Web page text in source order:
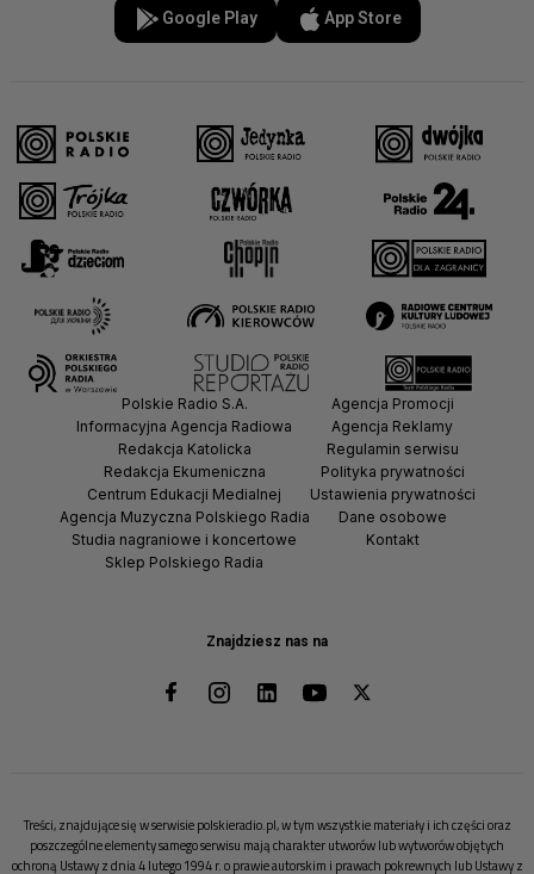
Google Play App Store
Znajdziesz nas na
Polskie Radio S.A.
Informacyjna Agencja Radiowa
Redakcja Katolicka
Redakcja Ekumeniczna
Centrum Edukacji Medialnej
Agencja Muzyczna Polskiego Radia
Studia nagraniowe i koncertowe
Sklep Polskiego Radia
Agencja Promocji
Agencja Reklamy
Regulamin serwisu
Polityka prywatności
Ustawienia prywatności
Dane osobowe
Kontakt
Treści, znajdujące się w serwisie polskieradio.pl, w tym wszystkie materiały i ich części oraz
poszczególne elementy samego serwisu mają charakter utworów lub wytworów objętych
ochroną Ustawy z dnia 4 lutego 1994 r. o prawie autorskim i prawach pokrewnych lub Ustawy z